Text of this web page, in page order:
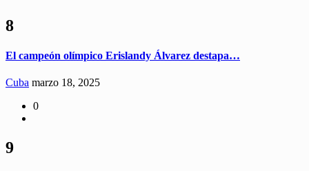
8
El campeón olímpico Erislandy Álvarez destapa…
Cuba marzo 18, 2025
0
9